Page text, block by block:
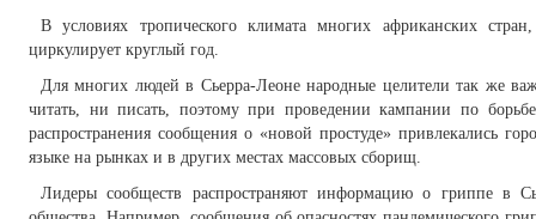
В условиях тропического климата многих африканских
циркулирует круглый год.
Для многих людей в Сьерра-Леоне народные целители так же
читать, ни писать, поэтому при проведении кампании по
распространения сообщения о «новой простуде» привлекались
языке на рынках и в других местах массовых сборищ.
Лидеры сообществ распространяют информацию о гриппе в